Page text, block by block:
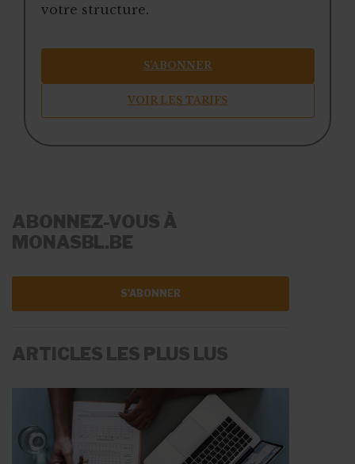
votre structure.
S’ABONNER
VOIR LES TARIFS
ABONNEZ-VOUS À
MONASBL.BE
S'ABONNER
ARTICLES LES PLUS LUS